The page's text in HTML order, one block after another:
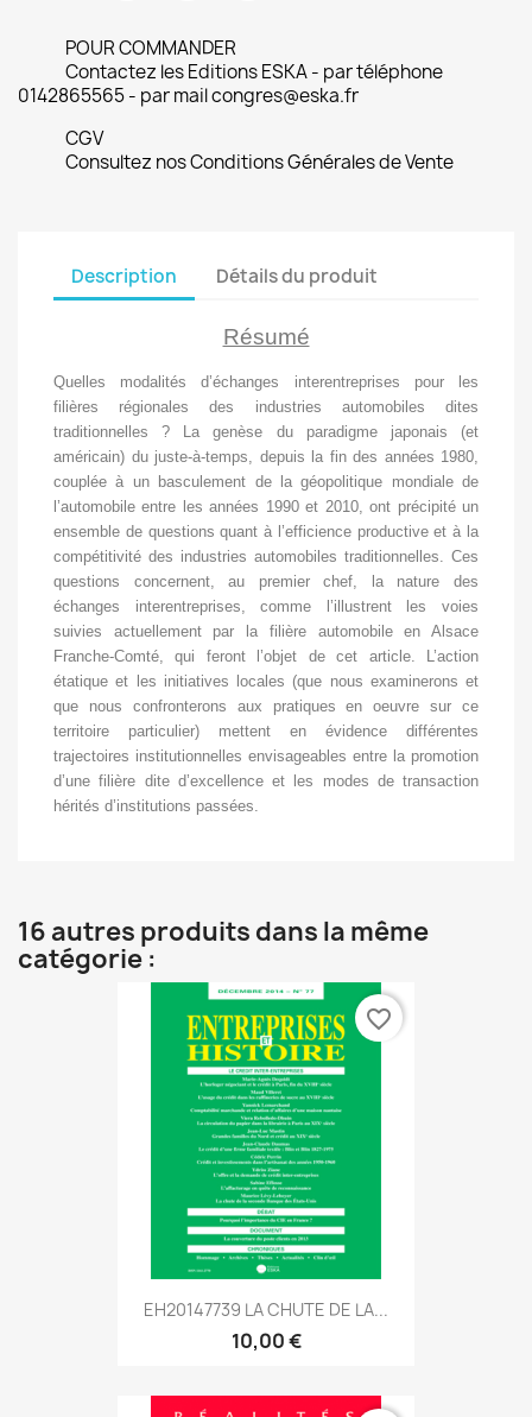
POUR COMMANDER
Contactez les Editions ESKA - par téléphone
0142865565 - par mail congres@eska.fr
CGV
Consultez nos Conditions Générales de Vente
Description Détails du produit
Résumé
Quelles modalités d’échanges interentreprises pour les
filières régionales des industries automobiles dites
traditionnelles ? La genèse du paradigme japonais (et
américain) du juste-à-temps, depuis la fin des années 1980,
couplée à un basculement de la géopolitique mondiale de
l’automobile entre les années 1990 et 2010, ont précipité un
ensemble de questions quant à l’efficience productive et à la
compétitivité des industries automobiles traditionnelles. Ces
questions concernent, au premier chef, la nature des
échanges interentreprises, comme l’illustrent les voies
suivies actuellement par la filière automobile en Alsace
Franche-Comté, qui feront l’objet de cet article. L’action
étatique et les initiatives locales (que nous examinerons et
que nous confronterons aux pratiques en oeuvre sur ce
territoire particulier) mettent en évidence différentes
trajectoires institutionnelles envisageables entre la promotion
d’une filière dite d’excellence et les modes de transaction
hérités d’institutions passées.
16 autres produits dans la même
catégorie :
EH20147739 LA CHUTE DE LA...
10,00 €
favorite_border